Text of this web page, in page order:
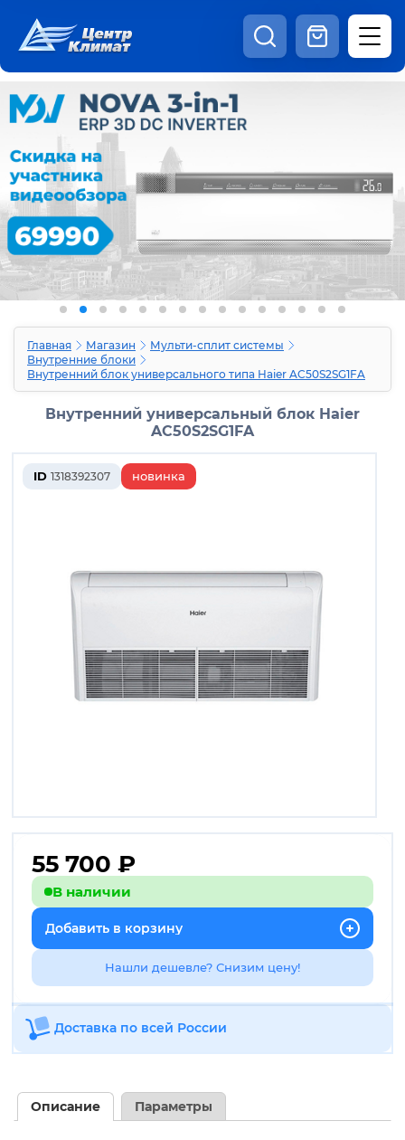
Каталог
Статьи
Наши работы Отзывы
Доставка и оплата Оферта
Контакты
8:00 - 20:00 Шоурум
Главная Магазин
Мульти-сплит системы
Внутренние блоки
Внутренний блок универсального типа Haier AC50S2SG1FA
Внутренний универсальный блок Haier
AC50S2SG1FA
ID 1318392307 новинка
55 700 ₽
В наличии
Добавить в корзину
Нашли дешевле? Снизим цену!
Доставка по всей России
Описание Параметры